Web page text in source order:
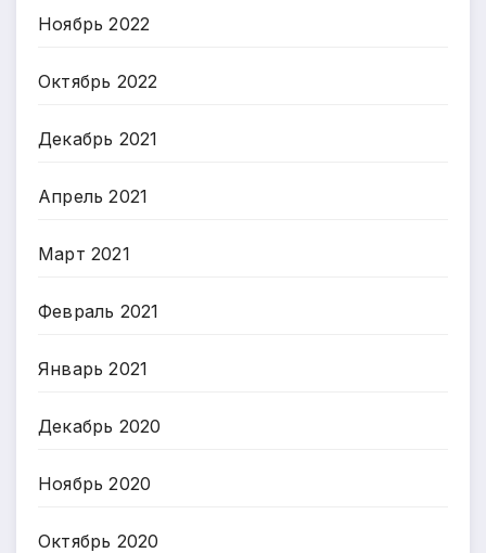
Ноябрь 2022
Октябрь 2022
Декабрь 2021
Апрель 2021
Март 2021
Февраль 2021
Январь 2021
Декабрь 2020
Ноябрь 2020
Октябрь 2020